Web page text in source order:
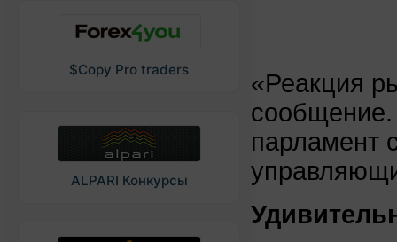
$Copy Pro traders
ALPARI Конкурсы
«Реакция
сообщение.
парламент